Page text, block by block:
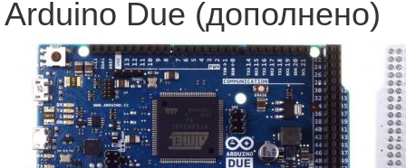
Arduino Due (дополнено)